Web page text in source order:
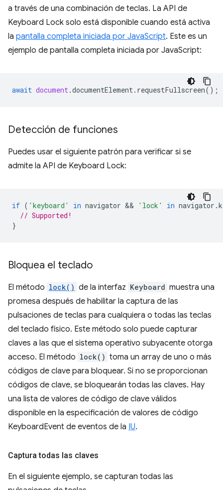
a través de una combinación de teclas. La API de
Keyboard Lock solo está disponible cuando está activa
la pantalla completa iniciada por JavaScript. Este es un
ejemplo de pantalla completa iniciada por JavaScript:
await document.documentElement. requestFullscreen();
Detección de funciones
Puedes usar el siguiente patrón para verificar si se
admite la API de Keyboard Lock:
if ( 'keyboard' in navigator && 'lock' in navigator .
// Supported!
}
Bloquea el teclado
El método lock() de la interfaz Keyboard muestra una
promesa después de habilitar la captura de las
pulsaciones de teclas para cualquiera o todas las teclas
del teclado físico. Este método solo puede capturar
claves a las que el sistema operativo subyacente otorga
acceso. El método lock() toma un array de uno o más
códigos de clave para bloquear. Si no se proporcionan
códigos de clave, se bloquearán todas las claves. Hay
una lista de valores de código de clave válidos
disponible en la especificación de valores de código
KeyboardEvent de eventos de la IU.
Captura todas las claves
En el siguiente ejemplo, se capturan todas las